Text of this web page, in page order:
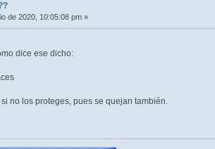
de 2020, 10:05:08 pm »
dice ese dicho:
no los proteges, pues se quejan también.